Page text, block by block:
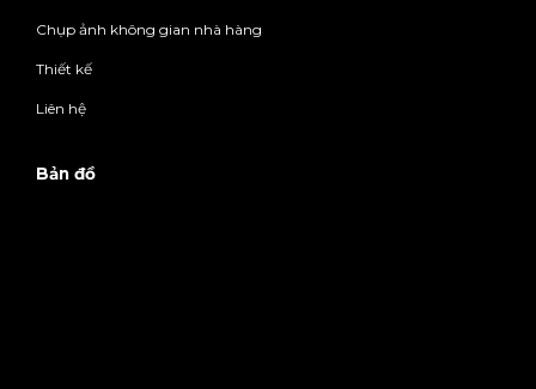
Chụp ảnh không gian nhà hàng
Thiết kế
Liên hệ
Bản đồ